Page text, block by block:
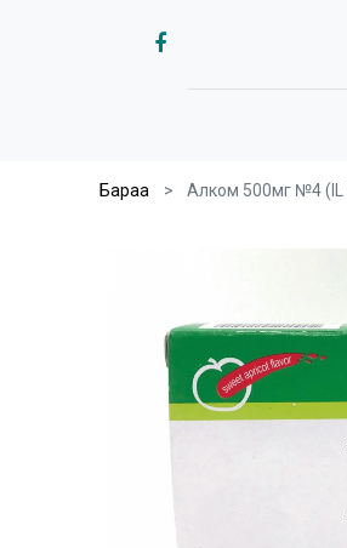
Бараа Алком 500мг №4 (IL